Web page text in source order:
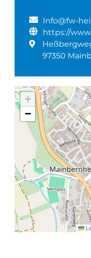
Info@fw-
https://
97350
+
−